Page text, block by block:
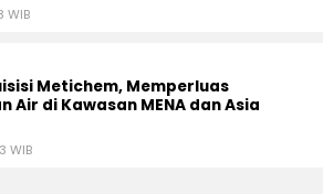
WIB
Metichem, Memperluas
Air di Kawasan MENA dan Asia
WIB